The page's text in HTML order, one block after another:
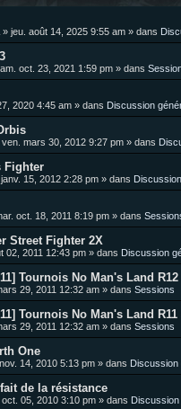
» jeu. août 14, 2025 9:55 am » dans
oct. 23, 2021 1:59 pm » dans
2020 4:45 am » dans Discussion
ven. mars 30, 2012 9:27 pm » dans
Fighter
15, 2012 2:28 pm » dans
oct. 18, 2011 8:19 pm » dans
Street Fighter 2X
02, 2011 12:43 pm » dans Discussion
Tournois No Man's Land
29, 2011 12:32 am » dans Sessions
Tournois No Man's Land
29, 2011 12:32 am » dans Sessions
One
14, 2010 5:13 pm » dans Discussion
de la résistance
oct. 05, 2010 3:10 pm » dans